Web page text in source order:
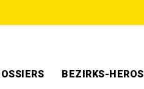
BEZIRKS-HEROS